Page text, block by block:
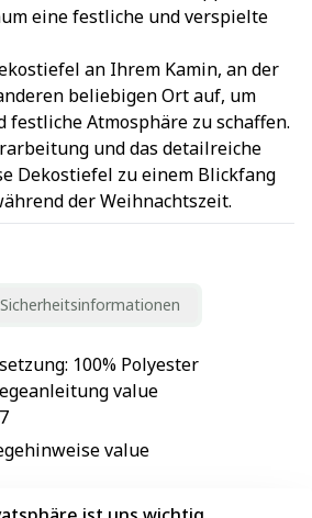
eine festliche und verspielte
an Ihrem Kamin, an der
beliebigen Ort auf, um
festliche Atmosphäre zu schaffen.
und das detailreiche
Dekostiefel zu einem Blickfang
der Weihnachtszeit.
Sicherheitsinformationen
: 100% Polyester
value
value